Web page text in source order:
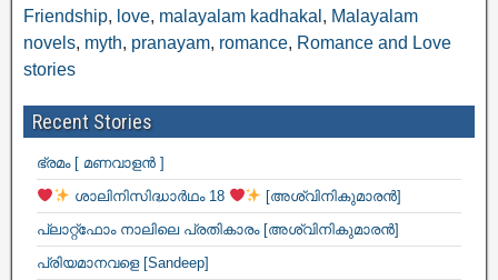
Friendship, love, malayalam kadhakal , Malayalam
novels, myth, pranayam, romance, Romance and Love
stories
Recent Stories
ഭ്രമം [ മണവാളൻ ]
ശാലിനിസിദ്ധാർഥം 18
[അശ്വിനികുമാരൻ]
പ്ലാറ്റ്ഫോം നാലിലെ പ്രതികാരം [അശ്വിനികുമാരൻ]
പ്രിയമാനവളെ [Sandeep]